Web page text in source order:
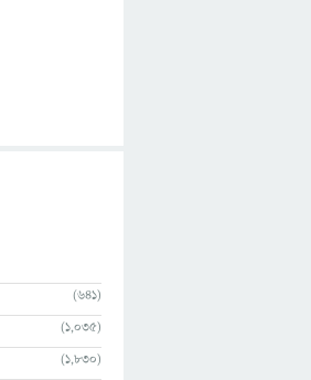
(641)
(1,035)
(1,830)